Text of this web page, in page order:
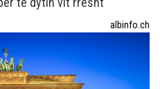
albinfo.ch